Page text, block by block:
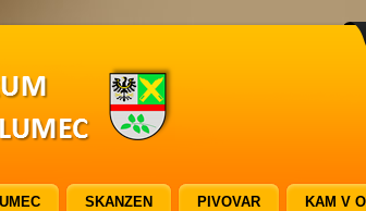
SKANZEN PIVOVAR KAM V